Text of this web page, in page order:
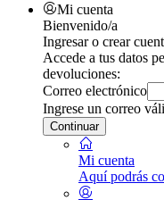
Mi cuenta
Bienvenido/a
Ingresar o crear
Accede a tus datos
devoluciones:
Correo electrónico
Ingrese un correo
Continuar
Mi cuenta
Aquí podrás